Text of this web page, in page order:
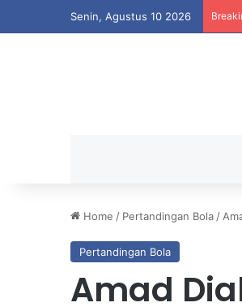
Senin, Agustus 10 2026
Home / Pertandingan Bola /
Pertandingan Bola
Amad